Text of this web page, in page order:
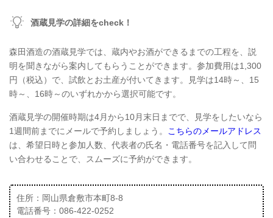
酒蔵見学の詳細をcheck！
森田酒造の酒蔵見学では、蔵内やお酒ができるまでの工程を、説
明を聞きながら案内してもらうことができます。参加費用は1,300
円（税込）で、試飲とお土産が付いてきます。見学は14時～、15
時～、16時～のいずれかから選択可能です。
酒蔵見学の開催時期は4月から10月末日までで、見学をしたいなら
1週間前までにメールで予約しましょう。
こちらのメールアドレス
は、希望日時と参加人数、代表者の氏名・電話番号を記入して問
い合わせることで、スムーズに予約ができます。
住所：岡山県倉敷市本町8-8
電話番号：086-422-0252